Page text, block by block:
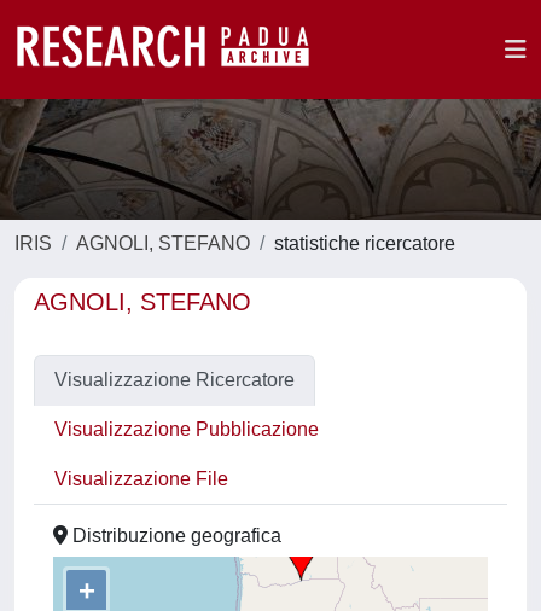
IRIS AGNOLI, STEFANO statistiche ricercatore
AGNOLI, STEFANO
Visualizzazione Ricercatore
Visualizzazione Pubblicazione
Visualizzazione File
Distribuzione geografica
+